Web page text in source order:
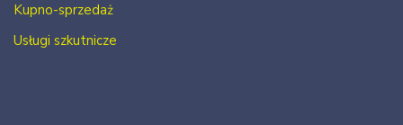
Kupno-sprzedaż
Usługi szkutnicze